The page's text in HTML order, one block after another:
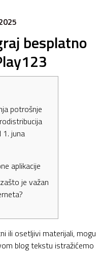
besplatno
potrošnje
1. juna
aplikacije
je važan
ili osetljivi materijali, mogu
blog tekstu istražićemo